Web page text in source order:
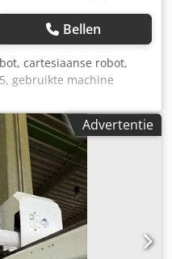
Bellen
cartesiaanse robot,
gebruikte machine
Mini Servo 1.5
Elektrische
Afmetingen: Breedte: 670
270 mm Hoogte:
Wordt verkocht in de
weergegeven op de
Advertentie